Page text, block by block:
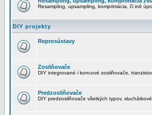
Resampling, upsampling, komprimácia, či iné
DIY projekty
Reprosústavy
Zosilňovače
DIY integrované i koncové zosilňovače,
Predzosilňovače
DIY predzosilňovače všetkých typov,